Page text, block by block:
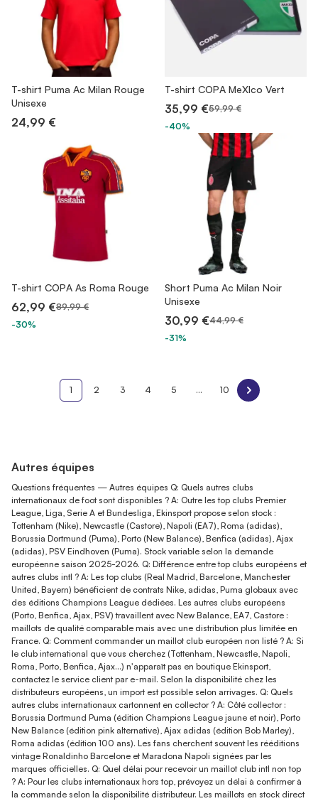
T-shirt Puma Ac Milan Rouge
Unisexe
24,99 €
T-shirt COPA MeXIco Vert
35,99 €59,99 €
-40%
T-shirt COPA As Roma Rouge
62,99 €89,99 €
-30%
Short Puma Ac Milan Noir
Unisexe
30,99 €44,99 €
-31%
1 2 3 4 5 ... 10
Autres équipes
Questions fréquentes — Autres équipes Q: Quels autres clubs
internationaux de foot sont disponibles ? A: Outre les top clubs Premier
League, Liga, Serie A et Bundesliga, Ekinsport propose selon stock :
Tottenham (Nike), Newcastle (Castore), Napoli (EA7), Roma (adidas),
Borussia Dortmund (Puma), Porto (New Balance), Benfica (adidas), Ajax
(adidas), PSV Eindhoven (Puma). Stock variable selon la demande
européenne saison 2025-2026. Q: Différence entre top clubs européens et
autres clubs intl ? A: Les top clubs (Real Madrid, Barcelone, Manchester
United, Bayern) bénéficient de contrats Nike, adidas, Puma globaux avec
des éditions Champions League dédiées. Les autres clubs européens
(Porto, Benfica, Ajax, PSV) travaillent avec New Balance, EA7, Castore :
maillots de qualité comparable mais avec une distribution plus limitée en
France. Q: Comment commander un maillot club européen non listé ? A: Si
le club international que vous cherchez (Tottenham, Newcastle, Napoli,
Roma, Porto, Benfica, Ajax…) n'apparaît pas en boutique Ekinsport,
contactez le service client par e-mail. Selon la disponibilité chez les
distributeurs européens, un import est possible selon arrivages. Q: Quels
autres clubs internationaux cartonnent en collector ? A: Côté collector :
Borussia Dortmund Puma (édition Champions League jaune et noir), Porto
New Balance (édition pink alternative), Ajax adidas (édition Bob Marley),
Roma adidas (édition 100 ans). Les fans cherchent souvent les rééditions
vintage Ronaldinho Barcelone et Maradona Napoli signées par les
marques officielles. Q: Quel délai pour recevoir un maillot club intl non top
? A: Pour les clubs internationaux hors top, prévoyez un délai à confirmer à
la commande selon la disponibilité distributeur. Les maillots en stock direct